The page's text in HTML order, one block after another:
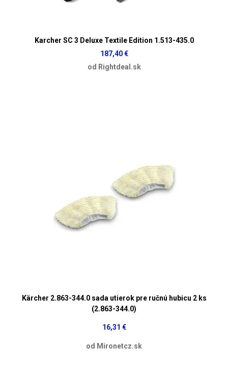
Karcher SC 3 Deluxe Textile Edition 1.513-435.0
187,40 €
od Rightdeal.sk
Kärcher 2.863-344.0 sada utierok pre ručnú hubicu 2 ks
(2.863-344.0)
16,31 €
od Mironetcz.sk